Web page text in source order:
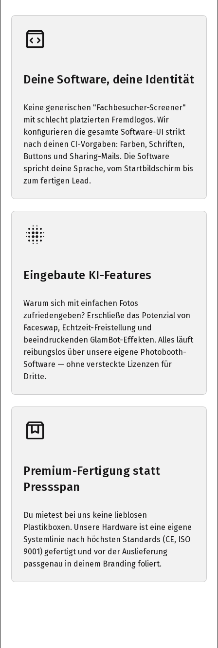
Deine Software, deine Identität
Keine generischen "Fachbesucher-Screener"
mit schlecht platzierten Fremdlogos. Wir
konfigurieren die gesamte Software-UI strikt
nach deinen CI-Vorgaben: Farben, Schriften,
Buttons und Sharing-Mails. Die Software
spricht deine Sprache, vom Startbildschirm bis
zum fertigen Lead.
Eingebaute KI-Features
Warum sich mit einfachen Fotos
zufriedengeben? Erschließe das Potenzial von
Faceswap, Echtzeit-Freistellung und
beeindruckenden GlamBot-Effekten. Alles läuft
reibungslos über unsere eigene Photobooth-
Software — ohne versteckte Lizenzen für
Dritte.
Premium-Fertigung statt
Pressspan
Du mietest bei uns keine lieblosen
Plastikboxen. Unsere Hardware ist eine eigene
Systemlinie nach höchsten Standards (CE, ISO
9001) gefertigt und vor der Auslieferung
passgenau in deinem Branding foliert.